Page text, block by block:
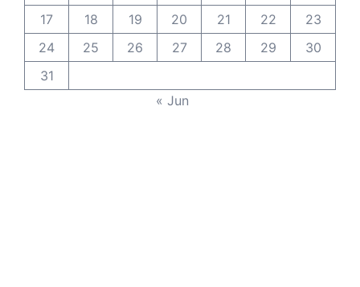
17
18 19 20 21 22
23
24
25 26 27 28 29
30
31
« Jun